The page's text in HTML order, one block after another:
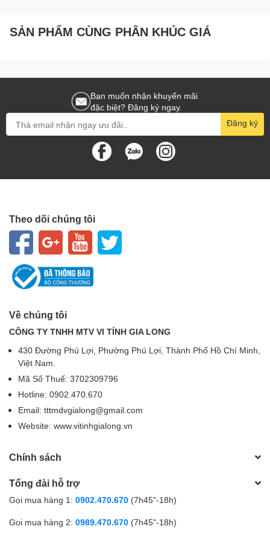
SẢN PHẨM CÙNG PHÂN KHÚC GIÁ
Bạn muốn nhận khuyến mãi
đặc biệt? Đăng ký ngay.
Đăng ký
Theo dõi chúng tôi
Về chúng tôi
CÔNG TY TNHH MTV VI TÍNH GIA LONG
430 Đường Phú Lợi, Phường Phú Lợi, Thành Phố Hồ Chí Minh,
Việt Nam.
Mã Số Thuế: 3702309796
Hotline: 0902.470.670
Email: tttmdvgialong@gmail.com
Website: www.vitinhgialong.vn
Chính sách
Tổng đài hỗ trợ
Gọi mua hàng 1: 0902.470.670 (7h45"-18h)
Gọi mua hàng 2: 0989.470.670 (7h45"-18h)